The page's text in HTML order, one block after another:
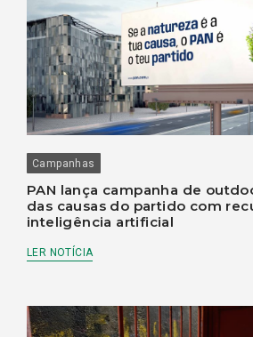
Campanhas
PAN lança campanha de
das causas do partido com
inteligência artificial
LER NOTÍCIA